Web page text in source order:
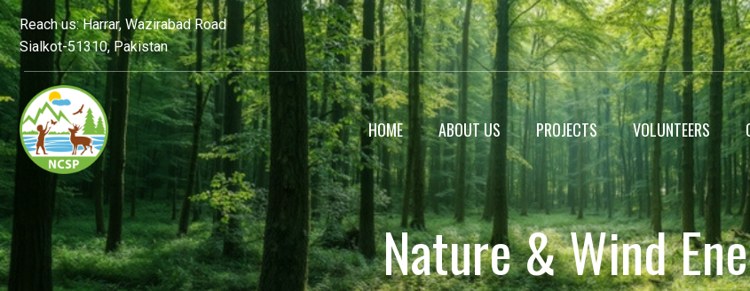
Reach us: Harrar, Wazirabad Road
Sialkot-51310, Pakistan
HOME ABOUT US PROJECTS
WildLife Encyclopedia
Roadside Plantation
Landscaping projects
VOLUNTEERS
Nature & Wind